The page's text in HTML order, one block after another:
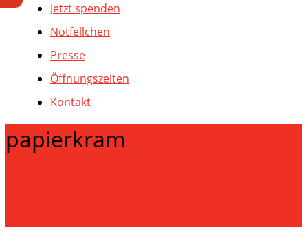
Jetzt spenden
Notfellchen
Presse
Öffnungszeiten
Kontakt
papierkram